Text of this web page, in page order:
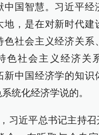
中国智慧。习近平经
地，是在对新时代建
色社会主义经济关系
色社会主义经济关
新中国经济学的知识
统化经济学说的。
习近平总书记主持